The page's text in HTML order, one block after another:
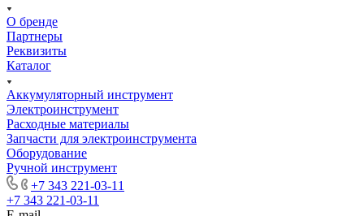
О бренде
Партнеры
Реквизиты
Каталог
Аккумуляторный инструмент
Электроинструмент
Расходные материалы
Запчасти для электроинструмента
Оборудование
Ручной инструмент
+7 343 221-03-11
+7 343 221-03-11